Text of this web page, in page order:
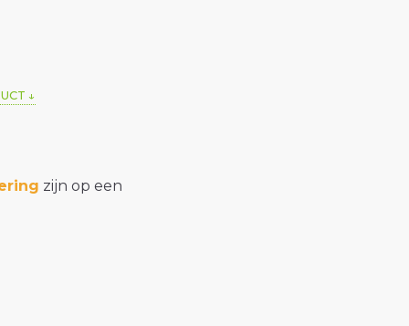
zijn op een